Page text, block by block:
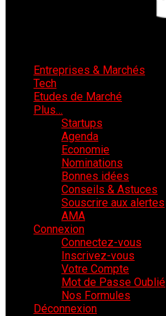
Entreprises & Marchés
Tech
Etudes de Marché
Plus…
Startups
Agenda
Economie
Nominations
Bonnes idées
Conseils & Astuces
Souscrire aux alertes
AMA
Connexion
Connectez-vous
Inscrivez-vous
Votre Compte
Mot de Passe Oublié
Nos Formules
Déconnexion